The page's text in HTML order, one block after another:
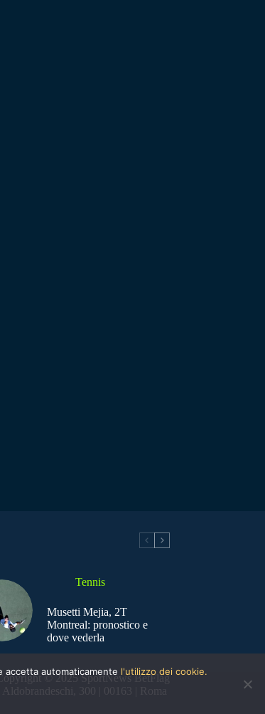
Tennis
Musetti Mejia, 2T
Montreal: pronostico e
dove vederla
© 2025 SportNews BetFlag
300 | 00163 | Roma
automaticamente l'utilizzo dei cookie.